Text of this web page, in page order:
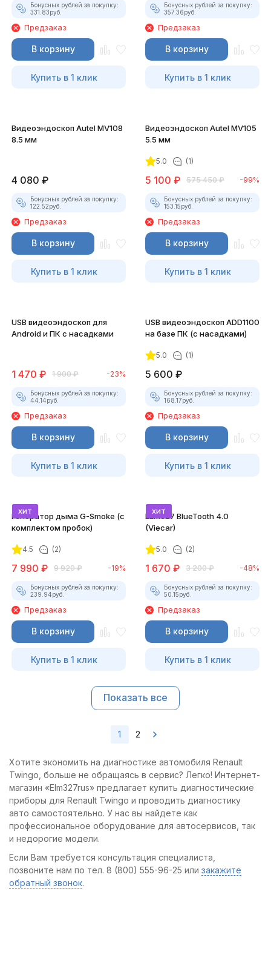
Бонусных рублей за покупку:
331.83руб.
Предзаказ
В корзину
Купить в 1 клик
Бонусных рублей за покупку:
357.36руб.
Предзаказ
В корзину
Купить в 1 клик
Видеоэндоскоп Autel MV108
8.5 мм
4 080 ₽
Бонусных рублей за покупку:
122.52руб.
Предзаказ
В корзину
Купить в 1 клик
Видеоэндоскоп Autel MV105
5.5 мм
5.0 (1)
5 100 ₽ 575 450 ₽ -99%
Бонусных рублей за покупку:
153.15руб.
Предзаказ
В корзину
Купить в 1 клик
USB видеоэндоскоп для
Android и ПК с насадками
1 470 ₽ 1 900 ₽ -23%
Бонусных рублей за покупку:
44.14руб.
Предзаказ
В корзину
Купить в 1 клик
USB видеоэндоскоп ADD1100
на базе ПК (с насадками)
5.0 (1)
5 600 ₽
Бонусных рублей за покупку:
168.17руб.
Предзаказ
В корзину
Купить в 1 клик
хит
Генератор дыма G-Smoke (c
комплектом пробок)
4.5 (2)
7 990 ₽ 9 920 ₽ -19%
Бонусных рублей за покупку:
239.94руб.
Предзаказ
В корзину
Купить в 1 клик
хит
ELM327 BlueTooth 4.0
(Viecar)
5.0 (2)
1 670 ₽ 3 200 ₽ -48%
Бонусных рублей за покупку:
50.15руб.
Предзаказ
В корзину
Купить в 1 клик
Показать все
1 2
Хотите экономить на диагностике автомобиля Renault
Twingo, больше не обращаясь в сервис? Легко! Интернет-
магазин «Elm327rus» предлагает купить диагностические
приборы для Renault Twingo и проводить диагностику
авто самостоятельно. У нас вы найдете как
профессиональное оборудование для автосервисов, так
и недорогие модели.
Если Вам требуется консультация специалиста,
позвоните нам по тел. 8 (800) 555-96-25 или закажите
обратный звонок.